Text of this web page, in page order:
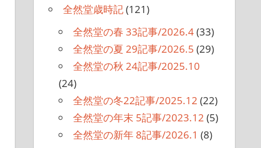
全然堂歳時記(121)
全然堂の春 33記事/2026.4(33)
全然堂の夏 29記事/2026.5 (29)
全然堂の秋 24記事/2025.10
(24)
全然堂の冬22記事/2025.12 (22)
全然堂の年末 5記事/2023.12 (5)
全然堂の新年 8記事/2026.1 (8)